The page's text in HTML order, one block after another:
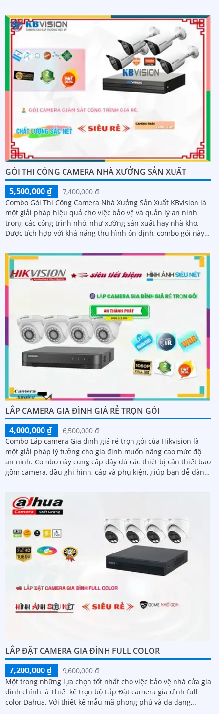
GÓI THI CÔNG CAMERA NHÀ XƯỞNG SẢN XUẤT
5,500,000 ₫
7,400,000 ₫
Combo Gói Thi Công Camera Nhà Xưởng Sản Xuất KBvision là
một giải pháp hiệu quả cho việc bảo vệ và quản lý an ninh
trong các công trình nhỏ, như xưởng sản xuất hay nhà kho.
Được tích hợp với khả năng thu hình ổn định, combo gói này
LẮP CAMERA GIA ĐÌNH GIÁ RẺ TRỌN GÓI
4,000,000 ₫
6,500,000 ₫
Combo Lắp camera Gia đình giá rẻ trọn gói của Hikvision là
một giải pháp lý tưởng cho gia đình muốn nâng cao mức độ
an ninh. Combo này cung cấp đầy đủ các thiết bị cần thiết bao
gồm camera, đầu ghi hình, cáp và phụ kiện, giúp bạn dễ dàng
LẮP ĐẶT CAMERA GIA ĐÌNH FULL COLOR
7,200,000 ₫
9,600,000 ₫
Một trong những lựa chọn tốt nhất cho việc bảo vệ nhà cửa gia
đình chính là Thiết kế trọn bộ Lắp Đặt camera gia đình full
color Dahua. Với thiết kế mẫu mã phong phú và đa dạng,...